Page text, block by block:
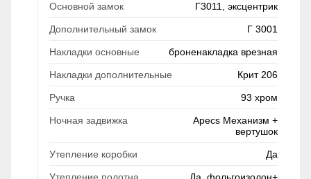
Основной замок Г3011, эксцентрик
Дополнительный замок Г 3001
Накладки основные броненакладка врезная
Накладки дополнительные Крит 206
Ручка 93 хром
Ночная задвижка
Apecs Механизм +
вертушок
Утепление коробки Да